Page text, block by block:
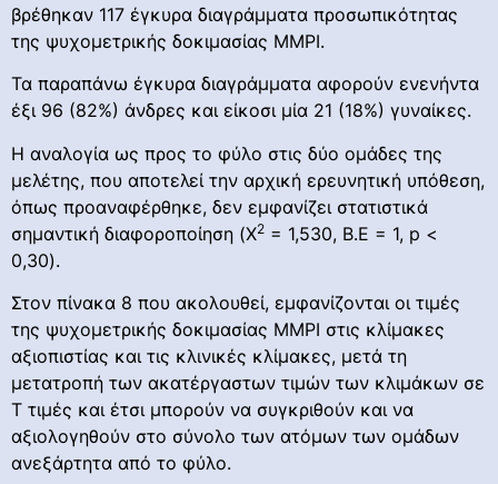
βρέθηκαν 117 έγκυρα διαγράμματα προσωπικότητας
της ψυχομετρικής δοκιμασίας ΜΜΡΙ.
Τα παραπάνω έγκυρα διαγράμματα αφορούν ενενήντα
έξι 96 (82%) άνδρες και είκοσι μία 21 (18%) γυναίκες.
Η αναλογία ως προς το φύλο στις δύο ομάδες της
μελέτης, που αποτελεί την αρχική ερευνητική υπόθεση,
όπως προαναφέρθηκε, δεν εμφανίζει στατιστικά
σημαντική διαφοροποίηση (Χ2 = 1,530, Β.Ε = 1, p <
0,30).
Στον πίνακα 8 που ακολουθεί, εμφανίζονται οι τιμές
της ψυχομετρικής δοκιμασίας ΜΜΡΙ στις κλίμακες
αξιοπιστίας και τις κλινικές κλίμακες, μετά τη
μετατροπή των ακατέργαστων τιμών των κλιμάκων σε
Τ τιμές και έτσι μπορούν να συγκριθούν και να
αξιολογηθούν στο σύνολο των ατόμων των ομάδων
ανεξάρτητα από το φύλο.